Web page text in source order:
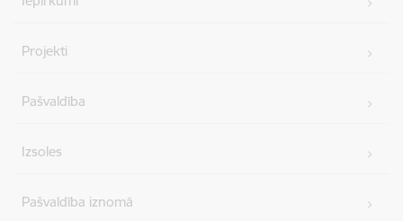
Projekti
Pašvaldība
Izsoles
Pašvaldība iznomā